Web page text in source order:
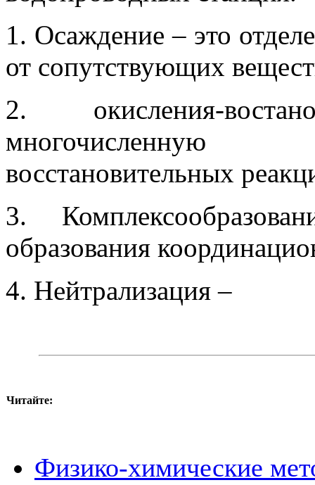
1. Осаждение – это
от сопутствующих
2. окисления-
многочисленную
восстановительных
3.
образования
4. Нейтрализация –
Читайте:
Физико-химические